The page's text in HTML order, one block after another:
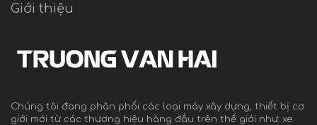
Giới thiệu
Chúng tôi đang phân phối các loại máy xây dựng, thiết bị cơ
giới mới từ các thương hiệu hàng đầu trên thế giới như: xe